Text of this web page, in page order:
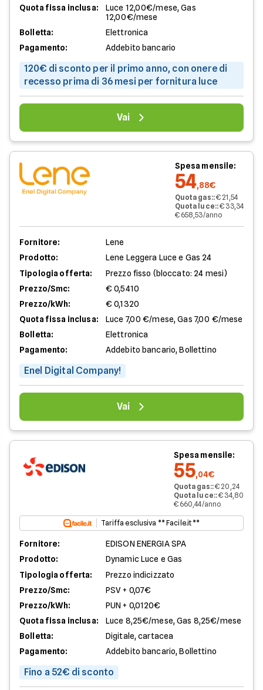
Quota fissa inclusa:
Luce 12,00€/mese, Gas
12,00€/mese
Bolletta:
Elettronica
Pagamento:
Addebito bancario
120€ di sconto per il primo anno, con onere di
recesso prima di 36 mesi per fornitura luce
Vai
Spesa mensile:
54,88€
Quota gas::€ 21,54
Quota luce::€ 33,34
€ 658,53/anno
Fornitore:
Lene
Prodotto:
Lene Leggera Luce e Gas 24
Tipologia offerta:
Prezzo fisso (bloccato: 24 mesi)
Prezzo/Smc:
€ 0,5410
Prezzo/kWh:
€ 0,1320
Quota fissa inclusa:
Luce 7,00 €/mese, Gas 7,00 €/mese
Bolletta:
Elettronica
Pagamento:
Addebito bancario, Bollettino
Enel Digital Company!
Vai
Spesa mensile:
55,04€
Quota gas::€ 20,24
Quota luce::€ 34,80
€ 660,44/anno
Tariffa esclusiva ** Facile.it **
Fornitore:
EDISON ENERGIA SPA
Prodotto:
Dynamic Luce e Gas
Tipologia offerta:
Prezzo indicizzato
Prezzo/Smc:
PSV + 0,07€
Prezzo/kWh:
PUN + 0,0120€
Quota fissa inclusa:
Luce 8,25€/mese, Gas 8,25€/mese
Bolletta:
Digitale, cartacea
Pagamento:
Addebito bancario, Bollettino
Fino a 52€ di sconto